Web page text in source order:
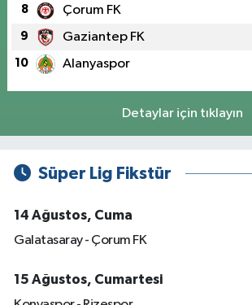
8 Çorum FK
9 Gaziantep FK
10 Alanyaspor
Detaylar için tıklayın
Süper Lig Fikstür
14 Ağustos, Cuma
Galatasaray - Çorum FK
15 Ağustos, Cumartesi